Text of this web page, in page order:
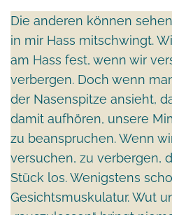
Die anderen können
in mir Hass mitschwingt.
am Hass fest, wenn wir
verbergen. Doch wenn
der Nasenspitze ansieht,
damit aufhören, unsere
zu beanspruchen. Wenn
versuchen, zu verbergen,
Stück los. Wenigstens
Gesichtsmuskulatur. Wut